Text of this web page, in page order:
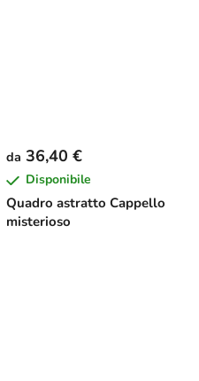
Quadro astratto Cappello
misterioso
da 36,40 €
Disponibile